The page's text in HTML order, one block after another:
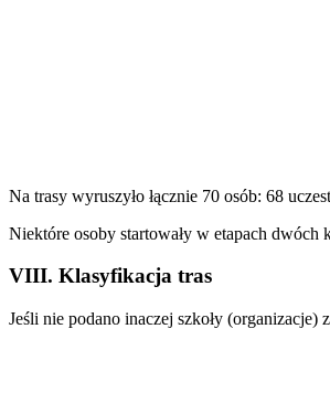
Na trasy wyruszyło łącznie 70 osób: 68
Niektóre osoby startowały w etapach dwóch
VIII. Klasyfikacja tras
Jeśli nie podano inaczej szkoły (organizacje)